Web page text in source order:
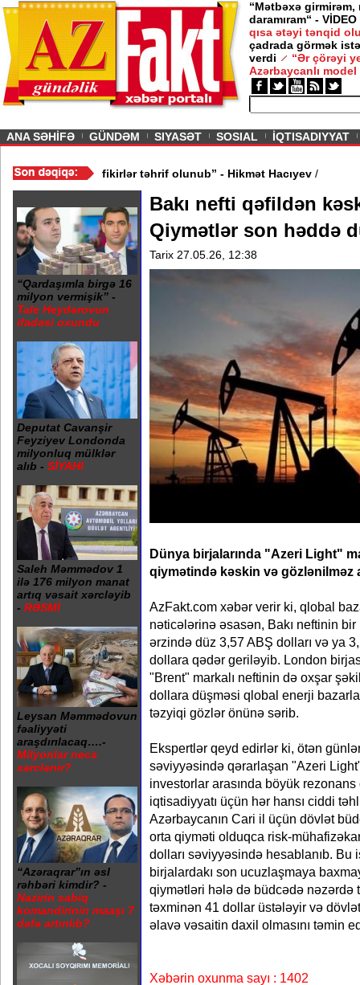
“Mətbəxə girmirəm,
daramıram“ - VİDEO
qısa ətəyi tənqid
çadrada görmək
verdi
“Ər çörəyi
Azərbaycanlı model
ANA SƏHİFƏ GÜNDƏM SIYASƏT SOSIAL İQTISADIYYAT
VİDEO/“Mənə aid bəzi fikirlər təhrif olunub” - Hikmət Hacıyev
“Qardaşımla birgə 16
milyon vermişik” -
Tale Heydərovun
ifadəsi oxundu
Deputat Cavanşir
Feyziyev Londonda
milyonluq mülklər
alıb - SİYAHI
Saleh Məmmədov 1
ilə 176 milyon manat
artıq vəsait xərcləyib
- RƏSMİ
Leysan Məmmədovun
fəaliyyəti
araşdırılacaq….-
Milyonlar necə
xərclənir?
“Azəraqrar”ın əsl
rəhbəri kimdir? -
Nazirin sabiq
komandirinin maaşı 7
dəfə artırılıb?
Bakı nefti qəfildən
Qiymətlər son həddə
Tarix 27.05.26, 12:38
Dünya birjalarında "Azeri Light"
qiymətində kəskin və gözlənilməz
AzFakt.com xəbər verir ki, qlobal
nəticələrinə əsasən, Bakı neftinin
ərzində düz 3,57 ABŞ dolları və ya
dollara qədər geriləyib. London
"Brent" markalı neftinin də oxşar
dollara düşməsi qlobal enerji
təzyiqi gözlər önünə sərib.
Ekspertlər qeyd edirlər ki, ötən
səviyyəsində qərarlaşan "Azeri
investorlar arasında böyük
iqtisadiyyatı üçün hər hansı ciddi
Azərbaycanın Cari il üçün dövlət
orta qiyməti olduqca risk-
dolları səviyyəsində hesablanıb. Bu
birjalardakı son ucuzlaşmaya
qiymətləri hələ də büdcədə nəzərdə
təxminən 41 dollar üstələyir və
əlavə vəsaitin daxil olmasını təmin
Xəbərin oxunma sayı : 1402